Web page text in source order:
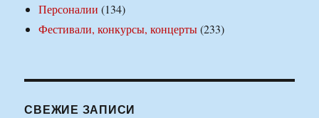
Персоналии (134)
Фестивали, конкурсы, концерты(233)
СВЕЖИЕ ЗАПИСИ